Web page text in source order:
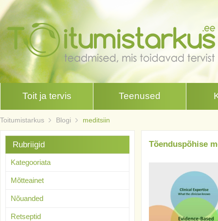
Toit ja tervis Teenused
Toitumistarkus Blogi meditsiin
Tõenduspõhise
Rubriigid
Kategooriata
Mõtteainet
Nõuanded
Retseptid